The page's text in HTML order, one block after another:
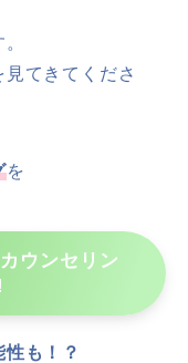
てきてくださ
を
ウンセリン
も！？